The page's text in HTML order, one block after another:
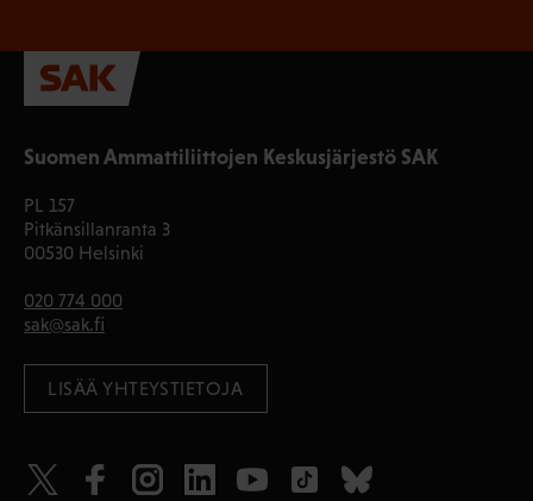
Suomen Ammattiliittojen Keskusjärjestö SAK
PL 157
Pitkänsillanranta 3
00530 Helsinki
020 774 000
sak@sak.fi
LISÄÄ YHTEYSTIETOJA